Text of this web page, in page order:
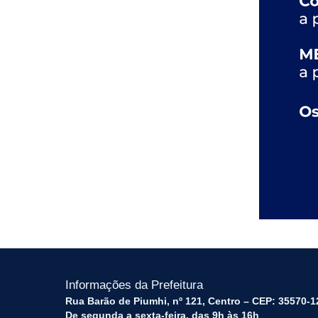
Informações da Prefeitura
Rua Barão de Piumhi, nº 121, Centro – CEP: 35570-
De segunda a sexta-feira, das 9h às 16h